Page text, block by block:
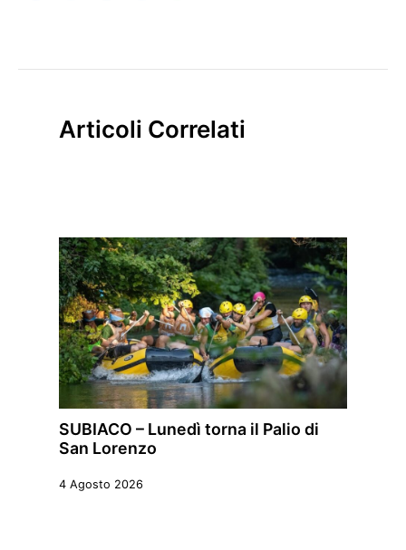
Articoli Correlati
SUBIACO – Lunedì torna il Palio di
San Lorenzo
4 Agosto 2026